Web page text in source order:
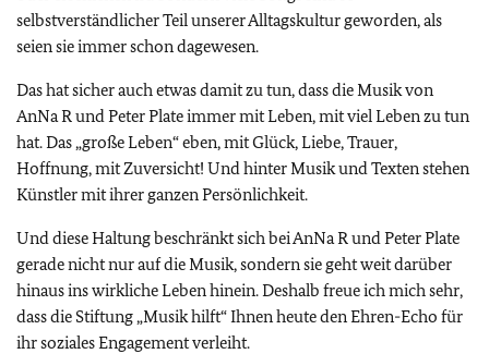
selbstverständlicher Teil unserer Alltagskultur geworden, als
seien sie immer schon dagewesen.
Das hat sicher auch etwas damit zu tun, dass die Musik von
AnNa R und Peter Plate immer mit Leben, mit viel Leben zu tun
hat. Das „große Leben“ eben, mit Glück, Liebe, Trauer,
Hoffnung, mit Zuversicht! Und hinter Musik und Texten stehen
Künstler mit ihrer ganzen Persönlichkeit.
Und diese Haltung beschränkt sich bei AnNa R und Peter Plate
gerade nicht nur auf die Musik, sondern sie geht weit darüber
hinaus ins wirkliche Leben hinein. Deshalb freue ich mich sehr,
dass die Stiftung „Musik hilft“ Ihnen heute den Ehren-Echo für
ihr soziales Engagement verleiht.